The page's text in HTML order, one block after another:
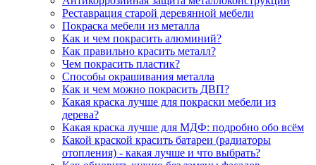
Реставрация старой деревянной мебели
Покраска мебели из металла
Как и чем покрасить алюминий?
Как правильно красить металл?
Чем покрасить пластик?
Способы окрашивания металла
Как и чем можно покрасить ДВП?
Какая краска лучше для покраски мебели из
дерева?
Какая краска лучше для МДФ: подробно обо всём
Какой краской красить батареи (радиаторы
отопления) - какая лучше и что выбрать?